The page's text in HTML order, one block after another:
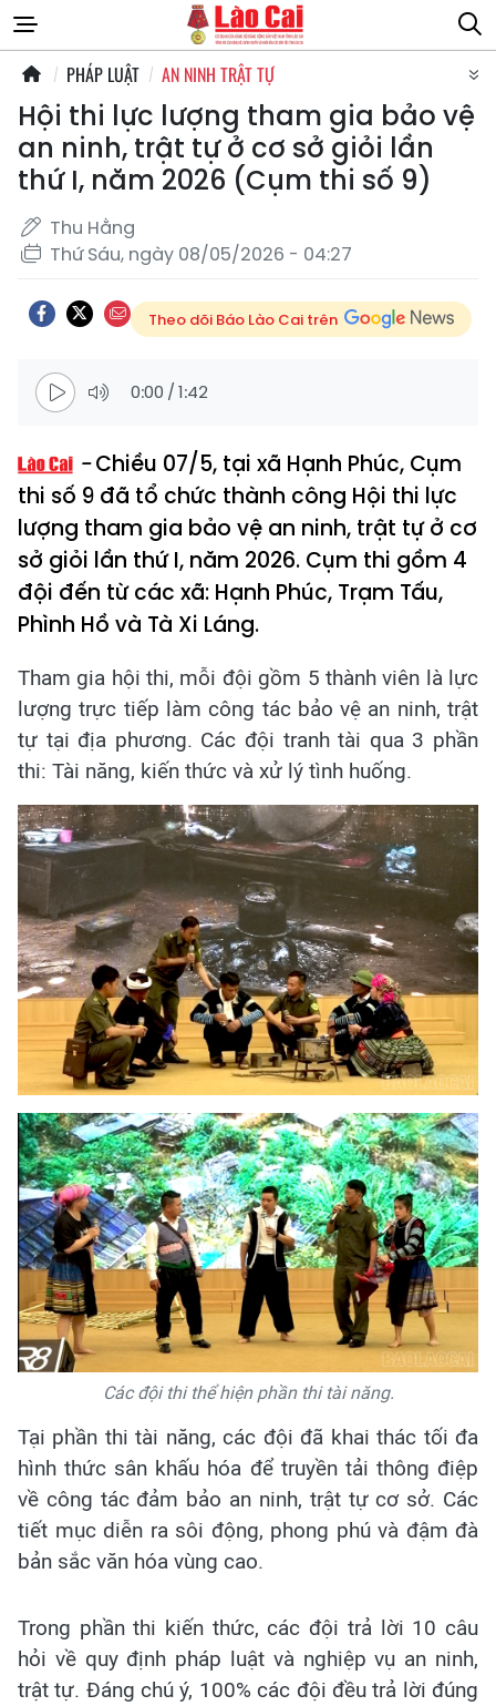
PHÁP LUẬT AN NINH TRẬT TỰ
Hội thi lực lượng tham gia bảo vệ
an ninh, trật tự ở cơ sở giỏi lần
thứ I, năm 2026 (Cụm thi số 9)
Thu Hằng
Thứ Sáu, ngày 08/05/2026 - 04:27
Theo dõi Báo Lào Cai trên
0:00 /1:42
Chiều 07/5, tại xã Hạnh Phúc, Cụm
thi số 9 đã tổ chức thành công Hội thi lực
lượng tham gia bảo vệ an ninh, trật tự ở cơ
sở giỏi lần thứ I, năm 2026. Cụm thi gồm 4
đội đến từ các xã: Hạnh Phúc, Trạm Tấu,
Phình Hồ và Tà Xi Láng.
Tham gia hội thi, mỗi đội gồm 5 thành viên là lực
lượng trực tiếp làm công tác bảo vệ an ninh, trật
tự tại địa phương. Các đội tranh tài qua 3 phần
thi: Tài năng, kiến thức và xử lý tình huống.
Các đội thi thể hiện phần thi tài năng.
Tại phần thi tài năng, các đội đã khai thác tối đa
hình thức sân khấu hóa để truyền tải thông điệp
về công tác đảm bảo an ninh, trật tự cơ sở. Các
tiết mục diễn ra sôi động, phong phú và đậm đà
bản sắc văn hóa vùng cao.
Trong phần thi kiến thức, các đội trả lời 10 câu
hỏi về quy định pháp luật và nghiệp vụ an ninh,
trật tự. Đáng chú ý, 100% các đội đều trả lời đúng